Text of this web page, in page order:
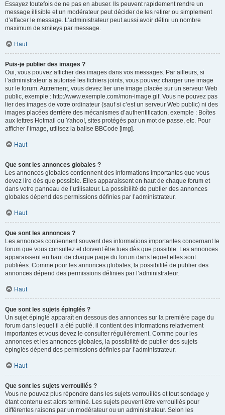
Essayez toutefois de ne pas en abuser. Ils peuvent rapidement rendre un
message illisible et un modérateur peut décider de les retirer ou simplement
d’effacer le message. L’administrateur peut aussi avoir défini un nombre
maximum de smileys par message.
Haut
Puis-je publier des images ?
Oui, vous pouvez afficher des images dans vos messages. Par ailleurs, si
l’administrateur a autorisé les fichiers joints, vous pouvez charger une image
sur le forum. Autrement, vous devez lier une image placée sur un serveur Web
public, exemple : http://www.exemple.com/mon-image.gif. Vous ne pouvez pas
lier des images de votre ordinateur (sauf si c’est un serveur Web public) ni des
images placées derrière des mécanismes d’authentification, exemple : Boîtes
aux lettres Hotmail ou Yahoo!, sites protégés par un mot de passe, etc. Pour
afficher l’image, utilisez la balise BBCode [img].
Haut
Que sont les annonces globales ?
Les annonces globales contiennent des informations importantes que vous
devez lire dès que possible. Elles apparaissent en haut de chaque forum et
dans votre panneau de l’utilisateur. La possibilité de publier des annonces
globales dépend des permissions définies par l’administrateur.
Haut
Que sont les annonces ?
Les annonces contiennent souvent des informations importantes concernant le
forum que vous consultez et doivent être lues dès que possible. Les annonces
apparaissent en haut de chaque page du forum dans lequel elles sont
publiées. Comme pour les annonces globales, la possibilité de publier des
annonces dépend des permissions définies par l’administrateur.
Haut
Que sont les sujets épinglés ?
Un sujet épinglé apparaît en dessous des annonces sur la première page du
forum dans lequel il a été publié. il contient des informations relativement
importantes et vous devez le consulter régulièrement. Comme pour les
annonces et les annonces globales, la possibilité de publier des sujets
épinglés dépend des permissions définies par l’administrateur.
Haut
Que sont les sujets verrouillés ?
Vous ne pouvez plus répondre dans les sujets verrouillés et tout sondage y
étant contenu est alors terminé. Les sujets peuvent être verrouillés pour
différentes raisons par un modérateur ou un administrateur. Selon les